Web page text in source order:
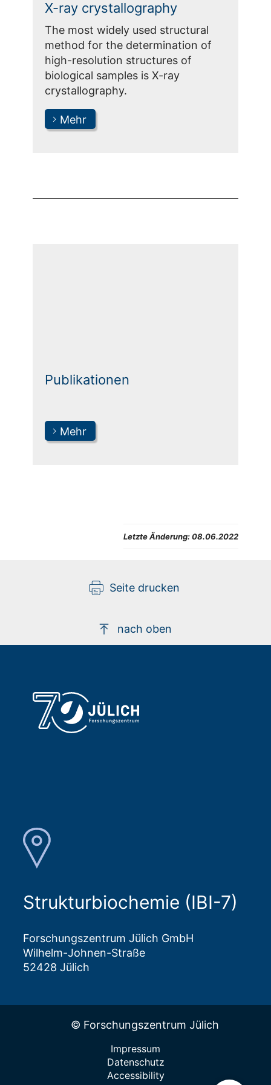
X-ray crystallography
The most widely used structural
method for the determination of
high-resolution structures of
biological samples is X-ray
crystallography.
Mehr
Publikationen
Mehr
Letzte Änderung:08.06.2022
Seite drucken
nach oben
Strukturbiochemie (IBI-7)
Forschungszentrum Jülich GmbH
Wilhelm-Johnen-Straße
52428 Jülich
© Forschungszentrum Jülich
Impressum
Datenschutz
Accessibility